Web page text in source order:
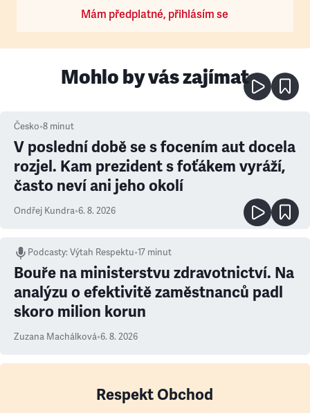
Mám předplatné, přihlásím se
Mohlo by vás zajímat
Česko•8 minut
V poslední době se s focením aut docela
rozjel. Kam prezident s foťákem vyráží,
často neví ani jeho okolí
Ondřej Kundra•6. 8. 2026
Podcasty:Výtah Respektu•17 minut
Bouře na ministerstvu zdravotnictví. Na
analýzu o efektivitě zaměstnanců padl
skoro milion korun
Zuzana Machálková•6. 8. 2026
Respekt Obchod